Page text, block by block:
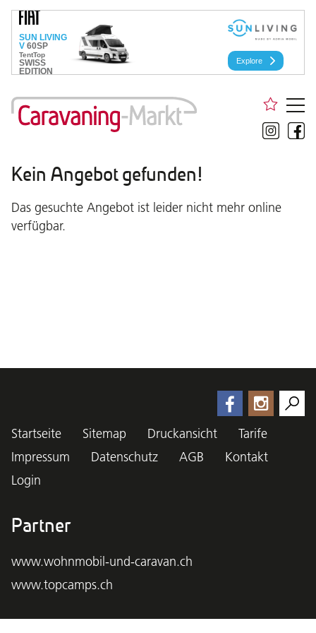
Kein Angebot gefunden!
Das gesuchte Angebot ist leider nicht mehr online
verfügbar.
Startseite Sitemap Druckansicht
Tarife
Impressum
Datenschutz AGB
Kontakt
Login
Partner
www.wohnmobil-und-caravan.ch
www.topcamps.ch